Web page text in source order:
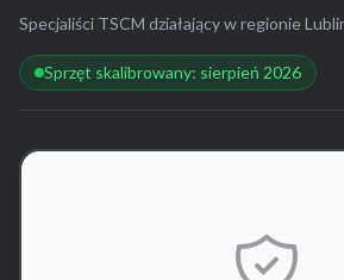
Specjaliści TSCM działający w regionie
Sprzęt skalibrowany: sierpień 2026